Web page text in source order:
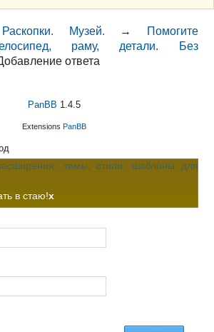
Раскопки. Музей. →
Помогите
раму, детали. Без
ответа
PanBB 1.4.5
Extensions PanBB
в стаю!x